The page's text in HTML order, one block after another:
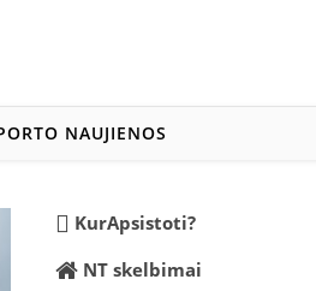
NAUJIENOS
KurApsistoti?
NT skelbimai